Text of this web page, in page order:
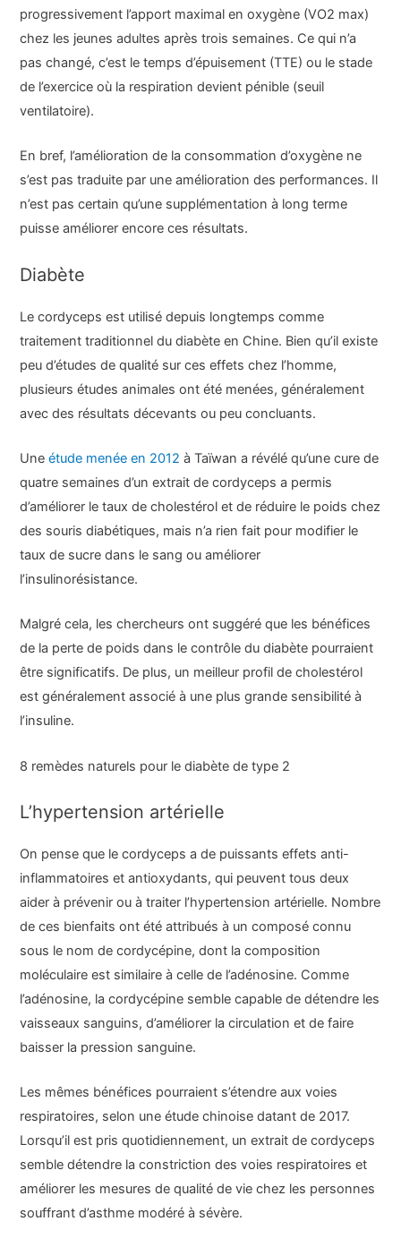
progressivement l’apport maximal en oxygène (VO2 max)
chez les jeunes adultes après trois semaines. Ce qui n’a
pas changé, c’est le temps d’épuisement (TTE) ou le stade
de l’exercice où la respiration devient pénible (seuil
ventilatoire).
En bref, l’amélioration de la consommation d’oxygène ne
s’est pas traduite par une amélioration des performances. Il
n’est pas certain qu’une supplémentation à long terme
puisse améliorer encore ces résultats.
Diabète
Le cordyceps est utilisé depuis longtemps comme
traitement traditionnel du diabète en Chine. Bien qu’il existe
peu d’études de qualité sur ces effets chez l’homme,
plusieurs études animales ont été menées, généralement
avec des résultats décevants ou peu concluants.
Uneétude menée en 2012 à Taïwan a révélé qu’une cure de
quatre semaines d’un extrait de cordyceps a permis
d’améliorer le taux de cholestérol et de réduire le poids chez
des souris diabétiques, mais n’a rien fait pour modifier le
taux de sucre dans le sang ou améliorer
l’insulinorésistance.
Malgré cela, les chercheurs ont suggéré que les bénéfices
de la perte de poids dans le contrôle du diabète pourraient
être significatifs. De plus, un meilleur profil de cholestérol
est généralement associé à une plus grande sensibilité à
l’insuline.
8 remèdes naturels pour le diabète de type 2
L’hypertension artérielle
On pense que le cordyceps a de puissants effets anti-
inflammatoires et antioxydants, qui peuvent tous deux
aider à prévenir ou à traiter l’hypertension artérielle. Nombre
de ces bienfaits ont été attribués à un composé connu
sous le nom de cordycépine, dont la composition
moléculaire est similaire à celle de l’adénosine. Comme
l’adénosine, la cordycépine semble capable de détendre les
vaisseaux sanguins, d’améliorer la circulation et de faire
baisser la pression sanguine.
Les mêmes bénéfices pourraient s’étendre aux voies
respiratoires, selon une étude chinoise datant de 2017.
Lorsqu’il est pris quotidiennement, un extrait de cordyceps
semble détendre la constriction des voies respiratoires et
améliorer les mesures de qualité de vie chez les personnes
souffrant d’asthme modéré à sévère.